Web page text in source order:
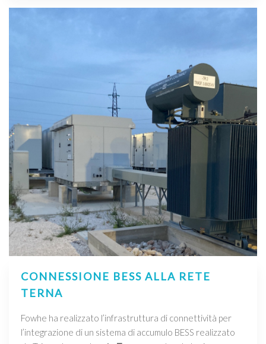
CONNESSIONE BESS ALLA RETE
TERNA
Fowhe ha realizzato l’infrastruttura di connettività per
l’integrazione di un sistema di accumulo BESS realizzato